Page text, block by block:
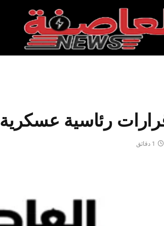
رئاسية عسكرية
1 دقائق